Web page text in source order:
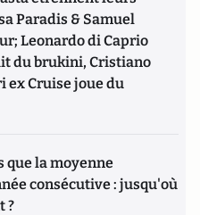
Paradis & Samuel
Leonardo di Caprio
du brukini, Cristiano
ex Cruise joue du
que la moyenne
consécutive : jusqu'où
?